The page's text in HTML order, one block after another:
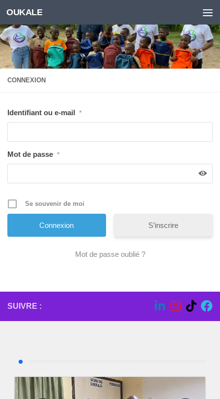
Skip to content
OUKALE
CONNEXION
Identifiant ou e-mail *
Mot de passe *
Se souvenir de moi
S’inscrire
Mot de passe oublié ?
SUIVRE :